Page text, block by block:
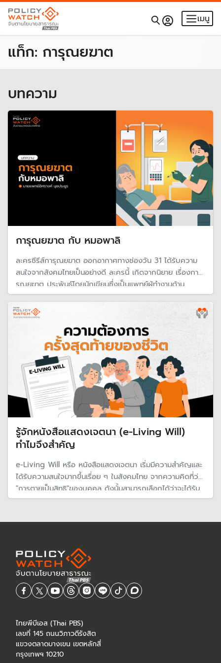
เมนู
แท็ก: การุณยฆาต
บทความ
การุณยฆาต กับ หมอพาลิ
ละครซีรีส์การุณยฆาต ออกอากาศทางช่องวัน 31 ได้รับความ
สนใจจากสังคมไทยเป็นอย่างดี ละครนี้ เกิดจากนิยาย เรื่องกา
รุณยฆาต ประพันธ์โดยนักเขียนซึ่งเป็นแพทย์ผู้ทำงานด้าน
เวชศาสตร์ประคับประคอง หรือเรียกกันว่า “หมอพาลิ” ผู้ให้การ
ดูแล Palliative care
รู้จักหนังสือแสดงเจตนา (e-Living Will)
ทำไมจึงสำคัญ
e-Living Will หรือ หนังสือแสดงเจตนา เริ่มมีความสำคัญและ
ได้รับความสนใจมากขึ้นเรื่อย ๆ ในสังคมไทย จากความคิดที่ว่า
"การตายเป็นสิทธิ"ของบุคคล ดังนั้นสามารถเลือกได้ว่าจะได้รับ
การดูแลหรือรักษาอย่างไร ขณะนี้ระบบมีความพร้อมเปิดให้
ไทยพีบีเอส (Thai PBS)
เลขที่ 145 ถนนวิภาวดีรังสิต
แขวงตลาดบางเขน เขตหลักสี่
กรุงเทพฯ 10210